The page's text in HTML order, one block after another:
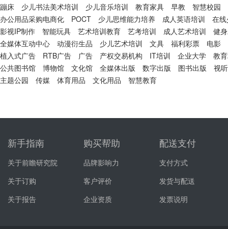
蹦床
少儿书法美术培训 少儿音乐培训 教育家具 早教
智慧校园
办公用品采购电商化
POCT 少儿思维能力培养 成人英语培训
在
影视IP制作
智能玩具 艺术培训教育 艺考培训 成人艺术培训
健
全媒体互动中心
动漫衍生品 少儿艺术培训 文具 福利彩票
电影
植入式广告
RTB广告 广告 产权交易机构 IT培训 企业大学
教
公共图书馆
博物馆 文化馆 全媒体出版 数字出版 图书出版
视
主题公园
传媒 体育用品 文化用品 智慧教育
新手指南
关于前瞻研究院
关于订购
关于报告
购买帮助
品牌影响力
客户评价
企业资质
配送支付
支付方式
发货与配送
发票说明